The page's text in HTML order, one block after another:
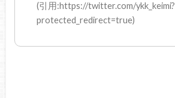
(引用:https://twitter.com/ykk_keimi?
protected_redirect=true)